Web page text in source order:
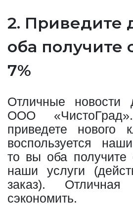
2. Приведите
оба получите
7%
Отличные новости
ООО
приведете нового
воспользуется
то вы оба получите
наши услуги
заказ). Отличная
сэкономить.